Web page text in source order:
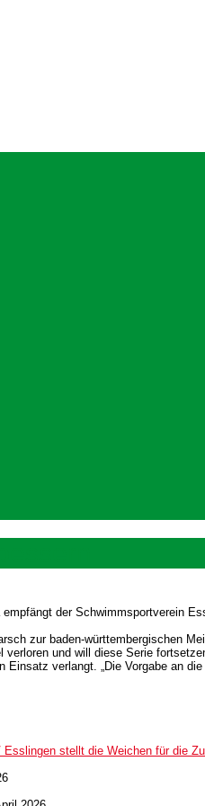
der Schwimmsportverein
zur baden-württembergischen
und will diese Serie
verlangt. „Die Vorgabe an
stellt die Weichen für die